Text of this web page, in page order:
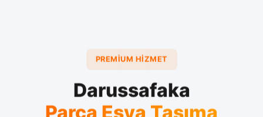
PREMIUM HIZMET
Darussafaka
Parça Eşya Taşıma